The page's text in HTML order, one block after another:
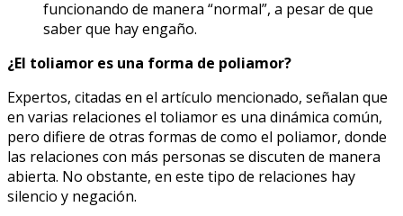
funcionando de manera “normal”, a pesar de que
saber que hay engaño.
¿El toliamor es una forma de poliamor?
Expertos, citadas en el artículo mencionado, señalan que
en varias relaciones el toliamor es una dinámica común,
pero difiere de otras formas de como el poliamor, donde
las relaciones con más personas se discuten de manera
abierta. No obstante, en este tipo de relaciones hay
silencio y negación.